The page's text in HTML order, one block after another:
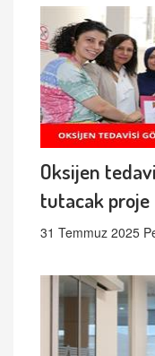
Oksijen
tutacak proje
31 Temmuz 2025